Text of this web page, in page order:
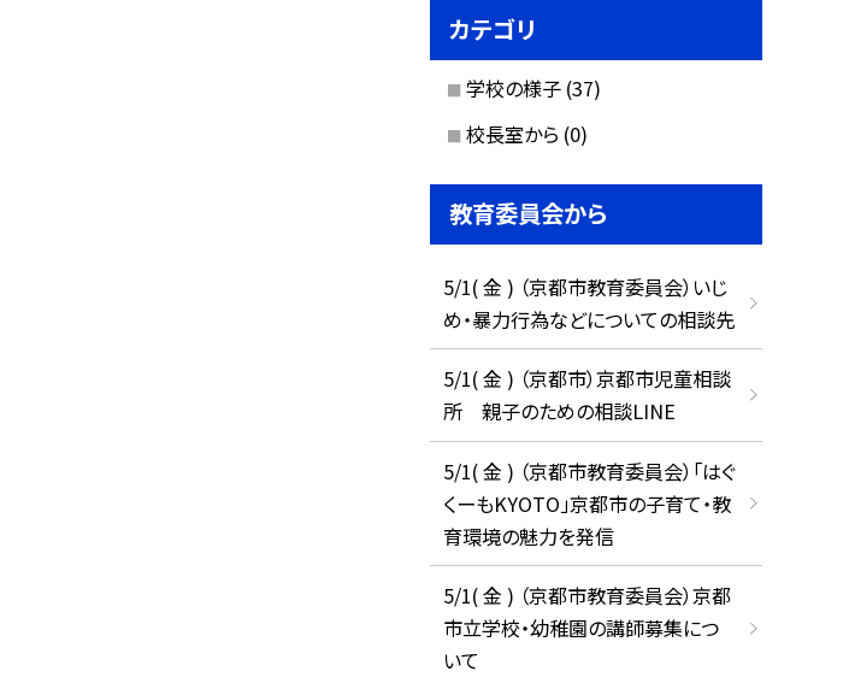
カテゴリ
学校の様子 (37)
校長室から (0)
教育委員会から
5/1( 金 ) （京都市教育委員会）いじ
め・暴力行為などについての相談先
5/1( 金 ) （京都市）京都市児童相談
所 親子のための相談LINE
5/1( 金 ) （京都市教育委員会）「はぐ
くーもKYOTO」京都市の子育て・教
育環境の魅力を発信
5/1( 金 ) （京都市教育委員会）京都
市立学校・幼稚園の講師募集につ
いて